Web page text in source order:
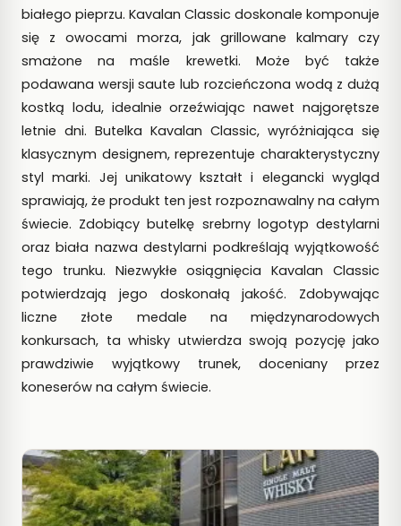
białego pieprzu. Kavalan Classic doskonale komponuje
się z owocami morza, jak grillowane kalmary czy
smażone na maśle krewetki. Może być także
podawana wersji saute lub rozcieńczona wodą z dużą
kostką lodu, idealnie orzeźwiając nawet najgorętsze
letnie dni. Butelka Kavalan Classic, wyróżniająca się
klasycznym designem, reprezentuje charakterystyczny
styl marki. Jej unikatowy kształt i elegancki wygląd
sprawiają, że produkt ten jest rozpoznawalny na całym
świecie. Zdobiący butelkę srebrny logotyp destylarni
oraz biała nazwa destylarni podkreślają wyjątkowość
tego trunku. Niezwykłe osiągnięcia Kavalan Classic
potwierdzają jego doskonałą jakość. Zdobywając
liczne złote medale na międzynarodowych
konkursach, ta whisky utwierdza swoją pozycję jako
prawdziwie wyjątkowy trunek, doceniany przez
koneserów na całym świecie.